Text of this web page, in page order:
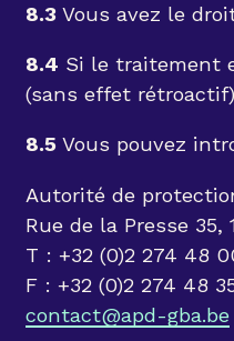
8.3Vous avez le
8.4 Si le traitement
(sans effet
8.5Vous pouvez
Autorité de
Rue de la Presse 35,
T : +32 (0)2 274 48
F : +32 (0)2 274 48
contact@apd-gba.be